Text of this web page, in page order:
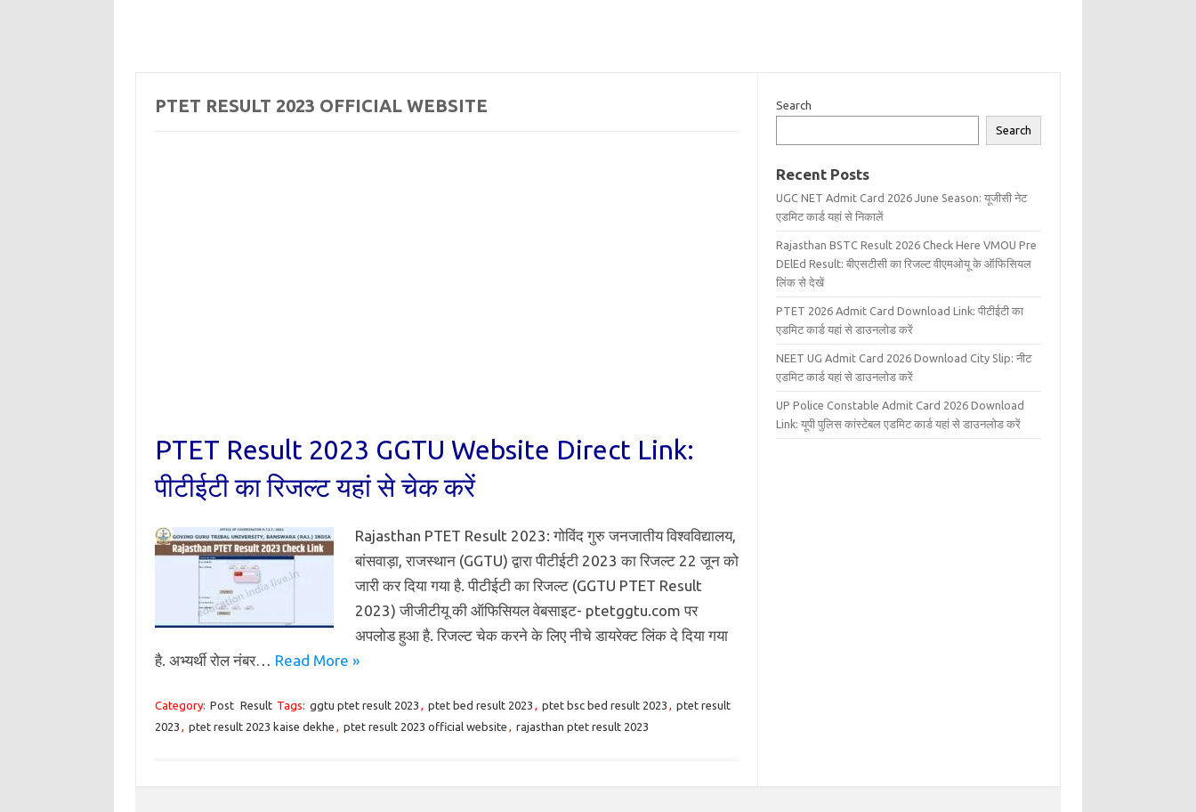
PTET RESULT 2023 OFFICIAL WEBSITE
PTET Result 2023 GGTU Website Direct Link:
पीटीईटी का रिजल्ट यहां से चेक करें
Rajasthan PTET Result 2023: गोविंद गुरु जनजातीय विश्वविद्यालय,
बांसवाड़ा, राजस्थान (GGTU) द्वारा पीटीईटी 2023 का रिजल्ट 22 जून को
जारी कर दिया गया है. पीटीईटी का रिजल्ट (GGTU PTET Result
2023) जीजीटीयू की ऑफिसियल वेबसाइट- ptetggtu.com पर
अपलोड हुआ है. रिजल्ट चेक करने के लिए नीचे डायरेक्ट लिंक दे दिया गया
है. अभ्यर्थी रोल नंबर… Read More »
Category: Post Result Tags: ggtu ptet result 2023 , ptet bed result 2023 , ptet bsc bed result 2023 , ptet result
2023 , ptet result 2023 kaise dekhe , ptet result 2023 official website , rajasthan ptet result 2023
Search
Search
Recent Posts
UGC NET Admit Card 2026 June Season: यूजीसी नेट
एडमिट कार्ड यहां से निकालें
Rajasthan BSTC Result 2026 Check Here VMOU Pre
DElEd Result: बीएसटीसी का रिजल्ट वीएमओयू के ऑफिसियल
लिंक से देखें
PTET 2026 Admit Card Download Link: पीटीईटी का
एडमिट कार्ड यहां से डाउनलोड करें
NEET UG Admit Card 2026 Download City Slip: नीट
एडमिट कार्ड यहां से डाउनलोड करें
UP Police Constable Admit Card 2026 Download
Link: यूपी पुलिस कांस्टेबल एडमिट कार्ड यहां से डाउनलोड करें